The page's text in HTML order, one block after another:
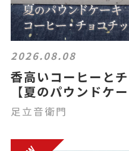
2026.08.08
香高いコーヒーと
【夏のパウンドケ
チップ】
足立音衛門